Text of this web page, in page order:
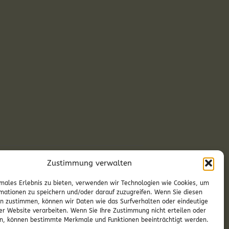
Zustimmung verwalten
Erlebnis zu bieten, verwenden wir Technologien wie Cookies, um
zu speichern und/oder darauf zuzugreifen. Wenn Sie diesen
zustimmen, können wir Daten wie das Surfverhalten oder eindeutige
Website verarbeiten. Wenn Sie Ihre Zustimmung nicht erteilen oder
können bestimmte Merkmale und Funktionen beeinträchtigt werden.